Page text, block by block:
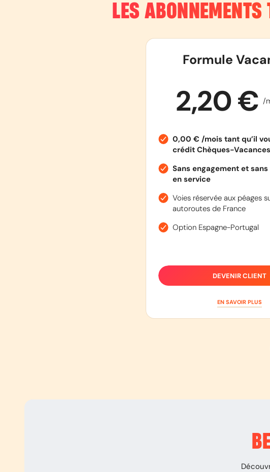
LES ABONNEMENTS
Formule
2,20 € /
0,00 € /mois tant qu’il
crédit Chèques-
Sans engagement et
en service
Voies réservée aux péages
autoroutes de France
Option Espagne-Portugal
DEVENIR CLIENT
EN SAVOIR PLUS